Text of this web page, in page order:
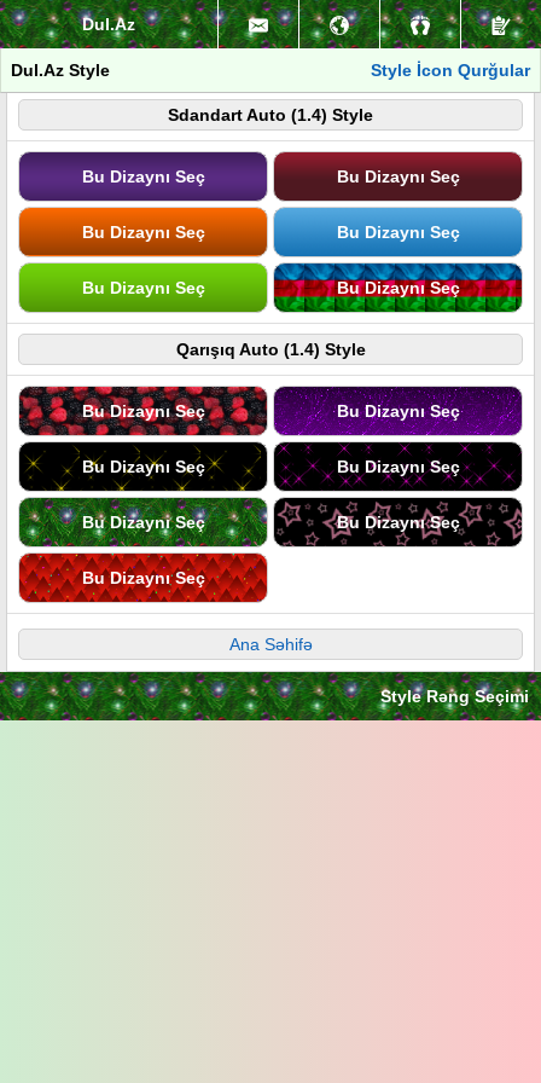
Dul.Az
Dul.Az Style Style İcon Qurğular
Sdandart Auto (1.4) Style
Bu Dizaynı Seç Bu Dizaynı Seç
Bu Dizaynı Seç Bu Dizaynı Seç
Bu Dizaynı Seç Bu Dizaynı Seç
Qarışıq Auto (1.4) Style
Bu Dizaynı Seç Bu Dizaynı Seç
Bu Dizaynı Seç Bu Dizaynı Seç
Bu Dizaynı Seç Bu Dizaynı Seç
Bu Dizaynı Seç
Ana Səhifə
Style Rəng Seçimi